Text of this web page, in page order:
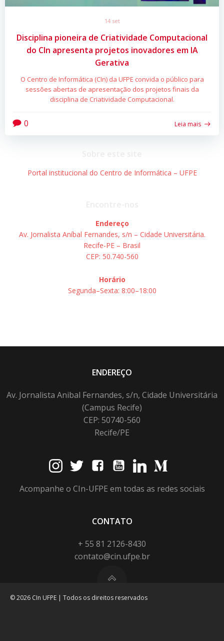
14 set
Disciplina pioneira de Criatividade Computacional
do CIn apresenta projetos inovadores em IA
Gerativa
O Centro de Informática (CIn) da UFPE convida o público para
sessões abertas de apresentação dos projetos finais da
disciplina de Criatividade Computacional.
0 Leia mais
Portal institucional do Centro de Informática – UFPE
Endereço
Av. Jornalista Aníbal Fernandes, s/n – Cidade Universitária.
Recife-PE – Brasil
CEP: 50.740-560
Horário
Segunda–Sexta: 8:00–18:00
ENDEREÇO
Av. Jornalista Anibal Fernandes, s/n, Cidade Universitária
(Campus Recife)
CEP: 50740-560
Recife/PE
Acompanhe o CIn-UFPE em todas as redes sociais
CONTATO
+ 55 81 2126-8430
contato@cin.ufpe.br
© 2026 CIn UFPE | Todos os direitos reservados